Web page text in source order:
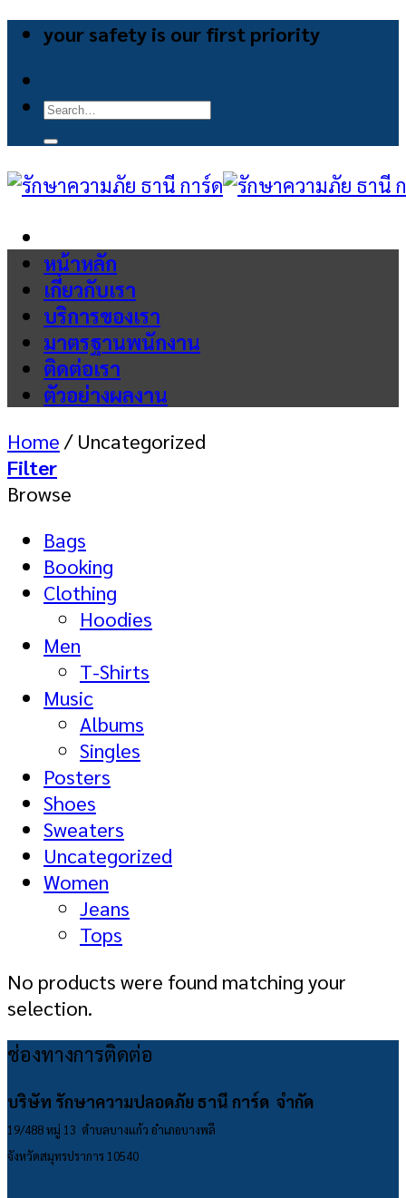
Skip
content
your safety is our first priority
Search
หน้าหลัก
เกี่ยวกับเรา
บริการของเรา
มาตรฐานพนักงาน
ติดต่อเรา
ตัวอย่างผลงาน
Home /Uncategorized
Filter
Browse
Bags
Booking
Clothing
Hoodies
Men
T-Shirts
Music
Albums
Singles
Posters
Shoes
Sweaters
Uncategorized
Women
Jeans
Tops
No products were found matching your
selection.
ช่องทางการติดต่อ
บริษัท รักษาความปลอดภัย ธานี การ์ด จำกัด
19/488 หมู่ 13 ตำบลบางแก้ว อำเภอบางพลี
จังหวัดสมุทรปราการ 10540